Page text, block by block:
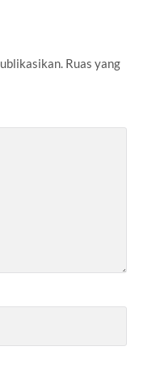
Ruas yang